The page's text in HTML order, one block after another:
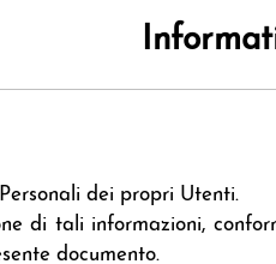
dei propri Utenti.
di tali informazioni,
documento.